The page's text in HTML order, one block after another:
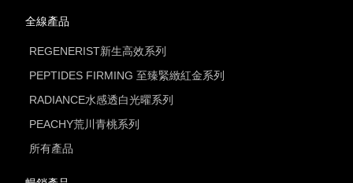
全線產品
REGENERIST新生高效系列
PEPTIDES FIRMING 至臻緊緻紅金系列
RADIANCE水感透白光曜系列
PEACHY荒川青桃系列
所有產品